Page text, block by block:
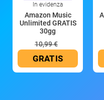
In evidenza
Amazon Music
Unlimited GRATIS
30gg
10,99 €
GRATIS